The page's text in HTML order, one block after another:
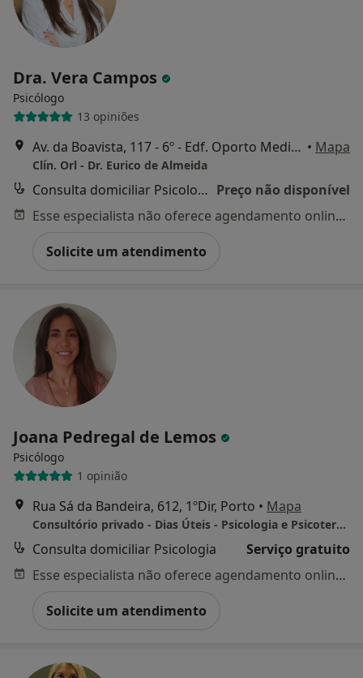
Dra. Vera Campos
Psicólogo
13 opiniões
Av. da Boavista, 117 - 6º - Edf. Oporto Medical Center, Porto • Mapa
Clín. Orl - Dr. Eurico de Almeida
Consulta domiciliar Psicologia Preço não disponível
Esse especialista não oferece agendamento online para esse endereço.
Solicite um atendimento
Joana Pedregal de Lemos
Psicólogo
1 opinião
Rua Sá da Bandeira, 612, 1ºDir, Porto • Mapa
Consultório privado - Dias Úteis - Psicologia e Psicoterapia
Consulta domiciliar Psicologia
Serviço gratuito
Esse especialista não oferece agendamento online para esse endereço.
Solicite um atendimento